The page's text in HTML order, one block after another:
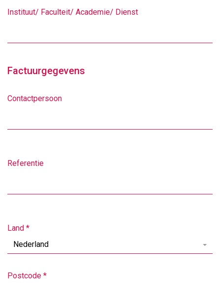
Instituut/ Faculteit/ Academie/ Dienst
Factuurgegevens
Contactpersoon
Referentie
Land *
Nederland
Postcode *